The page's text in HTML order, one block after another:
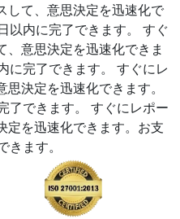
して、意思決定を迅速化で
内に完了できます。
すぐ
、意思決定を迅速化できま
完了できます。
すぐにレ
決定を迅速化できます。
できます。
すぐにレポー
定を迅速化できます。お支
ます。